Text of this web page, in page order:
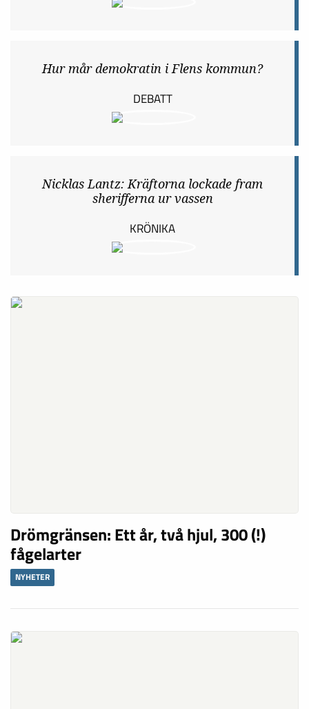
Hur mår demokratin i Flens kommun?
DEBATT
Nicklas Lantz: Kräftorna lockade fram
sherifferna ur vassen
KRÖNIKA
Drömgränsen: Ett år, två hjul, 300 (!)
fågelarter
NYHETER